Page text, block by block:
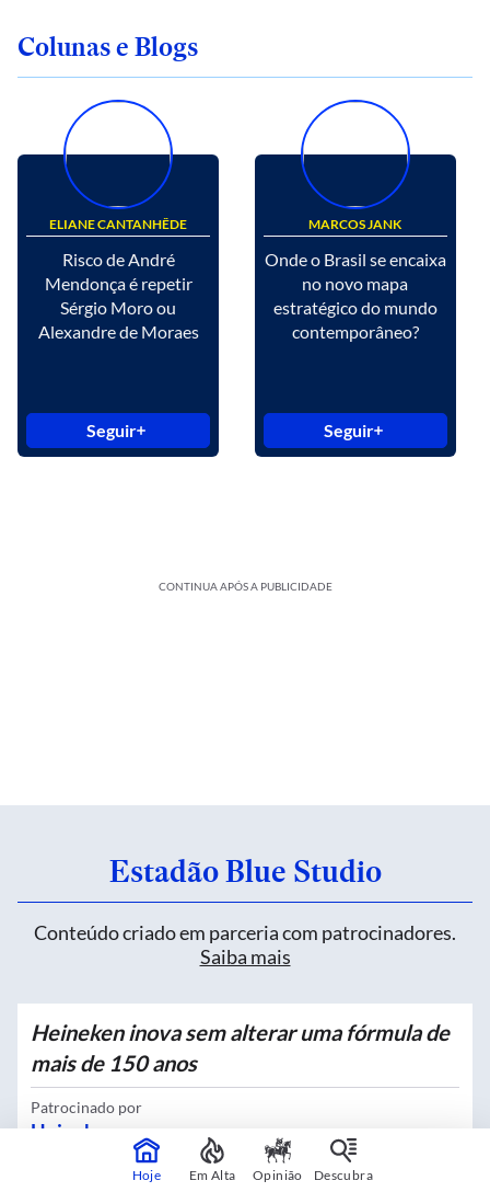
Colunas e Blogs
ELIANE CANTANHÊDE
Risco de André
Mendonça é repetir
Sérgio Moro ou
Alexandre de Moraes
Seguir
MARCOS JANK
Onde o Brasil se encaixa
no novo mapa
estratégico do mundo
contemporâneo?
Seguir
CONTINUA APÓS A PUBLICIDADE
Estadão Blue Studio
Conteúdo criado em parceria com patrocinadores.
Saiba mais
Heineken inova sem alterar uma fórmula de
mais de 150 anos
Patrocinado por
Heineken
Hoje Em Alta Opinião Descubra